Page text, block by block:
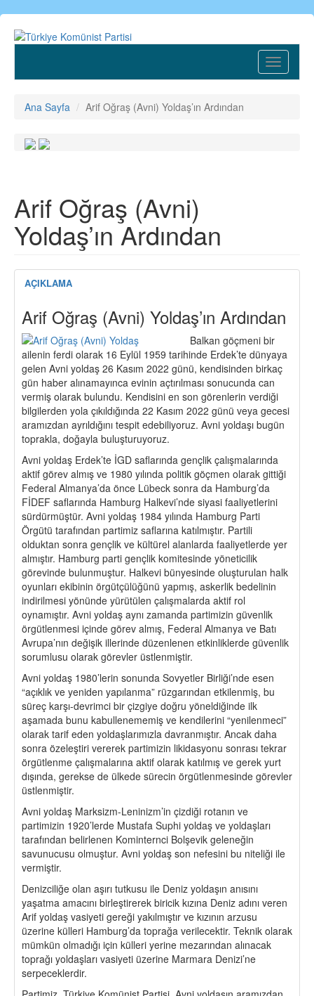
Ana
içeriğe
Toggle
Ana Sayfa Arif Oğraş (Avni) Yoldaş’ın Ardından
Arif Oğraş (Avni)
Yoldaş’ın Ardından
AÇIKLAMA
Arif Oğraş (Avni) Yoldaş’ın Ardından
Balkan göçmeni bir
ailenin ferdi olarak 16 Eylül 1959 tarihinde Erdek’te dünyaya
gelen Avni yoldaş 26 Kasım 2022 günü, kendisinden birkaç
gün haber alınamayınca evinin açtırılması sonucunda can
vermiş olarak bulundu. Kendisini en son görenlerin verdiği
bilgilerden yola çıkıldığında 22 Kasım 2022 günü veya gecesi
aramızdan ayrıldığını tespit edebiliyoruz. Avni yoldaşı bugün
toprakla, doğayla buluşturuyoruz.
Avni yoldaş Erdek’te İGD saflarında gençlik çalışmalarında
aktif görev almış ve 1980 yılında politik göçmen olarak gittiği
Federal Almanya’da önce Lübeck sonra da Hamburg’da
FİDEF saflarında Hamburg Halkevi’nde siyasi faaliyetlerini
sürdürmüştür. Avni yoldaş 1984 yılında Hamburg Parti
Örgütü tarafından partimiz saflarına katılmıştır. Partili
olduktan sonra gençlik ve kültürel alanlarda faaliyetlerde yer
almıştır. Hamburg parti gençlik komitesinde yöneticilik
görevinde bulunmuştur. Halkevi bünyesinde oluşturulan halk
oyunları ekibinin örgütçülüğünü yapmış, askerlik bedelinin
indirilmesi yönünde yürütülen çalışmalarda aktif rol
oynamıştır. Avni yoldaş aynı zamanda partimizin güvenlik
örgütlenmesi içinde görev almış, Federal Almanya ve Batı
Avrupa’nın değişik illerinde düzenlenen etkinliklerde güvenlik
sorumlusu olarak görevler üstlenmiştir.
Avni yoldaş 1980’lerin sonunda Sovyetler Birliği’nde esen
“açıklık ve yeniden yapılanma” rüzgarından etkilenmiş, bu
süreç karşı-devrimci bir çizgiye doğru yöneldiğinde ilk
aşamada bunu kabullenememiş ve kendilerini “yenilenmeci”
olarak tarif eden yoldaşlarımızla davranmıştır. Ancak daha
sonra özeleştiri vererek partimizin likidasyonu sonrası tekrar
örgütlenme çalışmalarına aktif olarak katılmış ve gerek yurt
dışında, gerekse de ülkede sürecin örgütlenmesinde görevler
üstlenmiştir.
Avni yoldaş Marksizm-Leninizm’in çizdiği rotanın ve
partimizin 1920’lerde Mustafa Suphi yoldaş ve yoldaşları
tarafından belirlenen Kominternci Bolşevik geleneğin
savunucusu olmuştur. Avni yoldaş son nefesini bu niteliği ile
vermiştir.
Denizciliğe olan aşırı tutkusu ile Deniz yoldaşın anısını
yaşatma amacını birleştirerek biricik kızına Deniz adını veren
Arif yoldaş vasiyeti gereği yakılmıştır ve kızının arzusu
üzerine külleri Hamburg’da toprağa verilecektir. Teknik olarak
mümkün olmadığı için külleri yerine mezarından alınacak
toprağı yoldaşları vasiyeti üzerine Marmara Denizi’ne
serpeceklerdir.